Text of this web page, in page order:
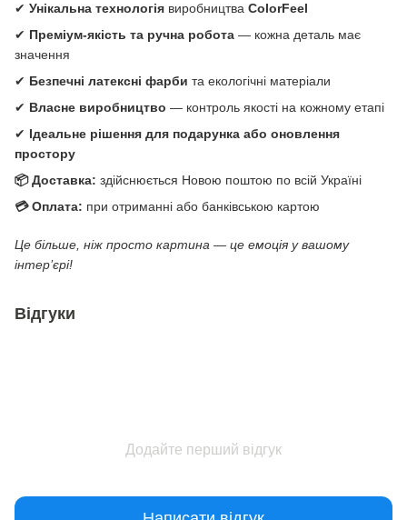
✔ Унікальна технологія виробництва ColorFeel
✔ Преміум-якість та ручна робота — кожна деталь має
значення
✔ Безпечні латексні фарби та екологічні матеріали
✔ Власне виробництво — контроль якості на кожному етапі
✔ Ідеальне рішення для подарунка або оновлення
простору
📦 Доставка: здійснюється Новою поштою по всій Україні
💳 Оплата: при отриманні або банківською картою
Це більше, ніж просто картина — це емоція у вашому
інтер’єрі!
Відгуки
Додайте перший відгук